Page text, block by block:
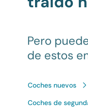
Pero
de estos
Coches nuevos
Coches de